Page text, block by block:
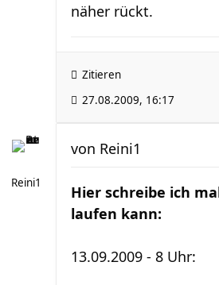
näher rückt.
Zitieren
27.08.2009, 16:17
Reini1
von Reini1
Hier schreibe ich
laufen kann:
13.09.2009 - 8 Uhr: